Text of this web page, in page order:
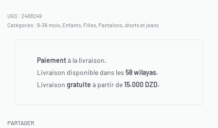
2468249
Catégories : 9-36 mois Enfants Filles Pantalons, shorts et jeans
Paiementà la livraison.
Livraison disponible dans les 58 wilayas.
Livraison gratuite à partir de15.000 DZD.
PARTAGER